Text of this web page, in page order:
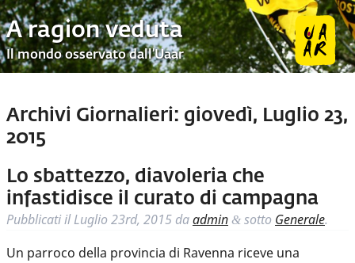
A ragion veduta
Il mondo osservato dall’Uaar
Archivi Giornalieri: giovedì, Luglio 23,
2015
Lo sbattezzo, diavoleria che
infastidisce il curato di campagna
Pubblicati ilLuglio 23rd, 2015 daadmin & sotto Generale.
Un parroco della provincia di Ravenna riceve una